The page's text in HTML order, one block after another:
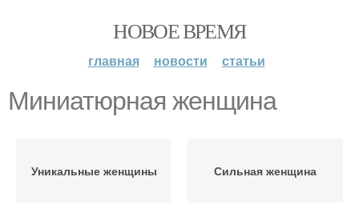
НОВОЕ ВРЕМЯ
главная новости статьи
Миниатюрная женщина
Уникальные женщины Сильная женщина